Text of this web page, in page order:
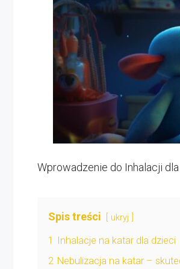
Wprowadzenie do Inhalacji
Spis treści ukryj
1
Inhalacje na katar dla dzieci
2 Nebulizacja na katar –